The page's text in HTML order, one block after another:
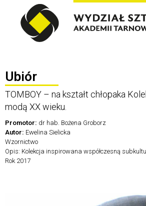
Ubiór
TOMBOY – na kształt chłopaka
modą XX wieku.
Promotor: dr hab. Bożena Groborz
Autor: Ewelina Sielicka
Wzornictwo
Opis: Kolekcja inspirowana współczesną
Rok 2017